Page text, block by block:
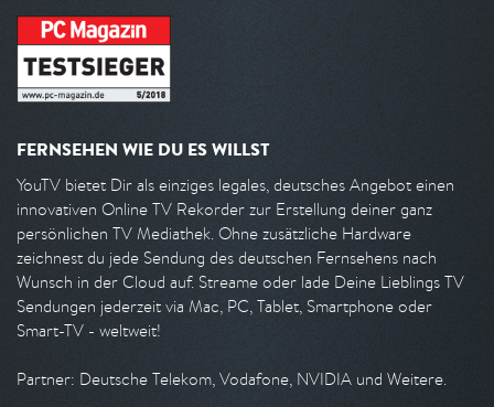
FERNSEHEN WIE DU ES WILLST
YouTV bietet Dir als einziges legales, deutsches Angebot einen
innovativen Online TV Rekorder zur Erstellung deiner ganz
persönlichen TV Mediathek. Ohne zusätzliche Hardware
zeichnest du jede Sendung des deutschen Fernsehens nach
Wunsch in der Cloud auf. Streame oder lade Deine Lieblings TV
Sendungen jederzeit via Mac, PC, Tablet, Smartphone oder
Smart-TV - weltweit!
Partner: Deutsche Telekom, Vodafone, NVIDIA und Weitere.